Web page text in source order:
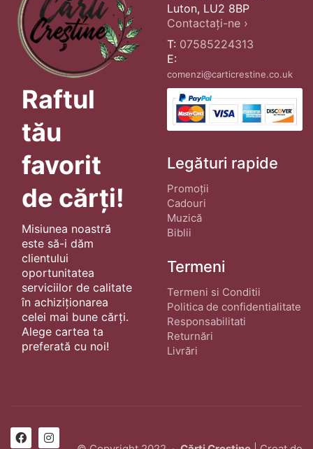
Raftul
tău
favorit
de cărți!
Misiunea noastră
este să-i dăm
clientului
oportunitatea
serviciilor de calitate
în achiziționarea
celei mai bune cărți.
Alege cartea ta
preferată cu noi!
Luton, LU2 8BP
Contactați-ne ›
T: 07585224313
E:
comenzi@carticrestine.co.uk
Legături rapide
Promoții
Cadouri
Muzică
Biblii
Termeni
Termeni si Conditii
Politica de confidentialitate
Responsabilitati
Returnări
Livrări